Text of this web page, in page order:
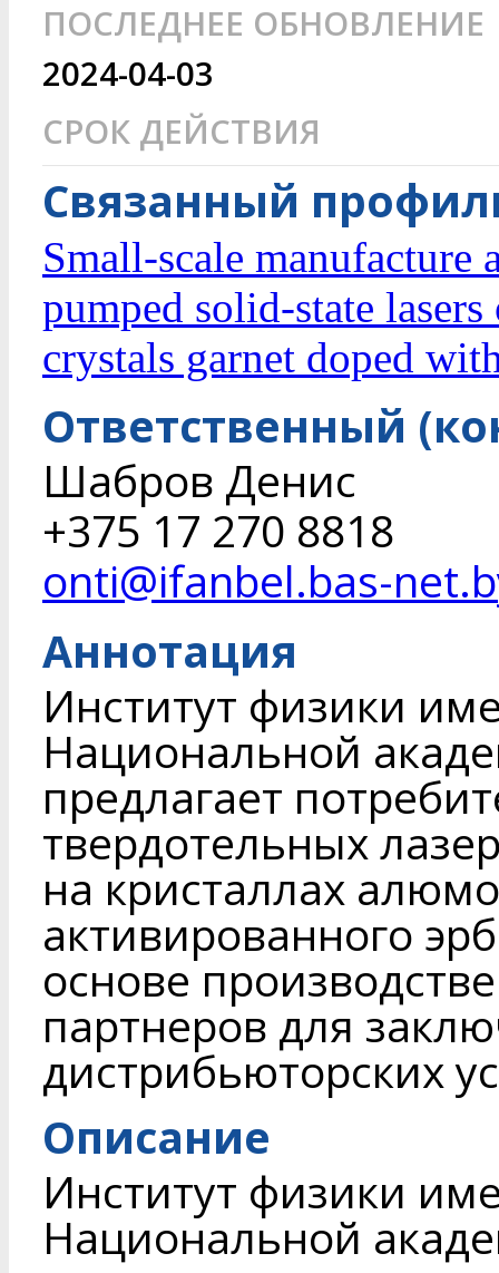
ПОСЛЕДНЕЕ ОБНОВЛЕНИЕ
2024-04-03
СРОК ДЕЙСТВИЯ
Связанный
Small-scale
pumped solid-state
crystals garnet doped
Ответственный
Шабров Денис
+375 17 270 8818
onti@ifanbel.bas-
Аннотация
Институт физики
Национальной
предлагает
твердотельных
на кристаллах
активированного
основе
партнеров для
дистрибьюторских
Описание
Институт физики
Национальной